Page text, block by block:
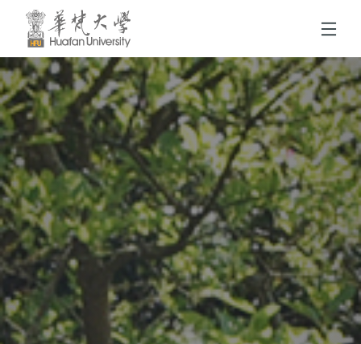
跳到頁面主要內容區